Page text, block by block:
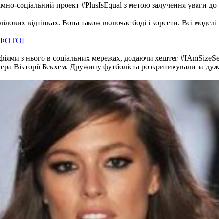
соціальний проект #PlusIsEqual з метою залучення уваги
відтінках. Вона також включає боді і корсети. Всі
[ФОТО]
з нього в соціальних мережах, додаючи хештег
Вікторії Бекхем. Дружину футболіста розкритикували за